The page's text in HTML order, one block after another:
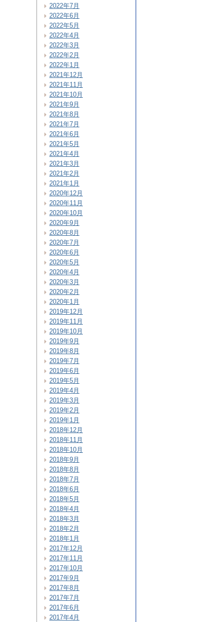
2022年7月
2022年6月
2022年5月
2022年4月
2022年3月
2022年2月
2022年1月
2021年12月
2021年11月
2021年10月
2021年9月
2021年8月
2021年7月
2021年6月
2021年5月
2021年4月
2021年3月
2021年2月
2021年1月
2020年12月
2020年11月
2020年10月
2020年9月
2020年8月
2020年7月
2020年6月
2020年5月
2020年4月
2020年3月
2020年2月
2020年1月
2019年12月
2019年11月
2019年10月
2019年9月
2019年8月
2019年7月
2019年6月
2019年5月
2019年4月
2019年3月
2019年2月
2019年1月
2018年12月
2018年11月
2018年10月
2018年9月
2018年8月
2018年7月
2018年6月
2018年5月
2018年4月
2018年3月
2018年2月
2018年1月
2017年12月
2017年11月
2017年10月
2017年9月
2017年8月
2017年7月
2017年6月
2017年4月